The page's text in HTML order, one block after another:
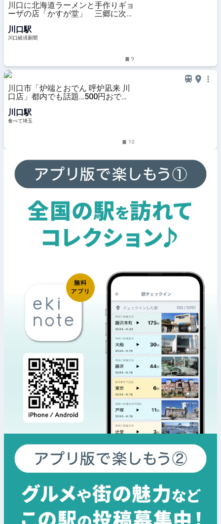
川口に北海道ラーメンと手作りギョ
ーザの店「かすが堂」 三郷に次ぎ
川口駅
川口経済新聞
9
川口市「炉端とおでん 呼炉凪来 川
口店」都内でも話題…500円おでん
川口駅
食べて埼玉
10